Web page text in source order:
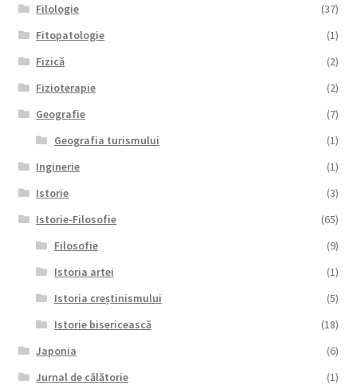
Filologie
(37)
Fitopatologie
(1)
Fizică
(2)
Fizioterapie
(2)
Geografie
(7)
Geografia turismului
(1)
Inginerie
(1)
Istorie
(3)
Istorie-Filosofie
(65)
Filosofie
(9)
Istoria artei
(1)
Istoria creștinismului
(5)
Istorie bisericească
(18)
Japonia
(6)
Jurnal de călătorie
(1)